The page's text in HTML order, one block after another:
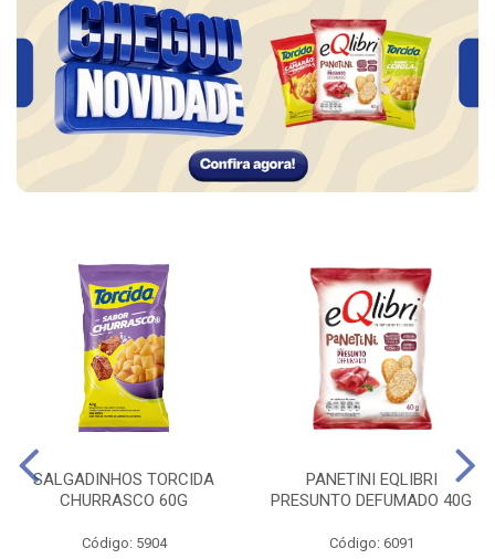
SALGADINHOS TORCIDA
CHURRASCO 60G
Código: 5904
PANETINI EQLIBRI
PRESUNTO DEFUMADO 40G
Código: 6091